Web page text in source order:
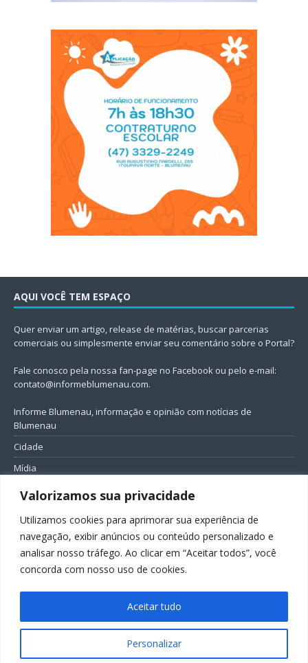
Valorizamos sua privacidade
Utilizamos cookies para aprimorar sua experiência de
navegação, exibir anúncios ou conteúdo personalizado e
analisar nosso tráfego. Ao clicar em “Aceitar todos”, você
concorda com nosso uso de cookies.
Personalizar
Aceitar tudo
AQUI VOCÊ TEM ESPAÇO
Quer enviar um artigo, release de matérias, buscar parcerias
comerciais ou simplesmente enviar seu comentário sobre o Portal?
Fale conosco pela nossa fan-page no Facebook ou pelo e-mail:
contato@informeblumenau.com.
Informe Blumenau, informação e opinião com notícias de
Blumenau
Cidade
Mídia
Entretenimento
Política
FIQUE CONECTADO